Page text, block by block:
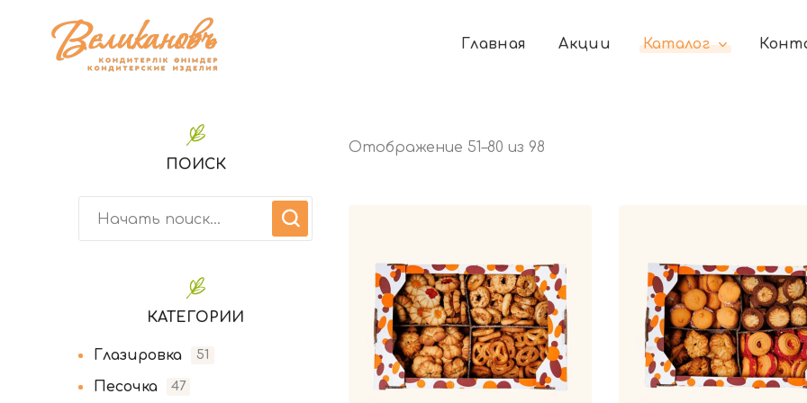
Главная Акции Каталог
Отображение 51–80 из 98
ПОИСК
КАТЕГОРИИ
Глазировка 51
Песочка 47